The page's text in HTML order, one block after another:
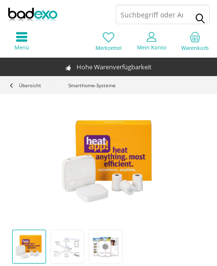
Hohe Warenverfügbarkeit
Warenkorb
Merkzettel Mein Konto
Menü
Übersicht Smarthome-Systeme